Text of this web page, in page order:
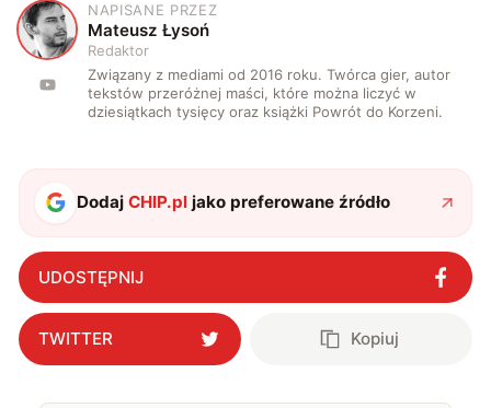
M
NAPISANE PRZEZ
Mateusz Łysoń
Redaktor
Związany z mediami od 2016 roku. Twórca gier, autor
tekstów przeróżnej maści, które można liczyć w
dziesiątkach tysięcy oraz książki Powrót do Korzeni.
DodajCHIP.pl jako preferowane źródło
UDOSTĘPNIJ
TWITTER Kopiuj